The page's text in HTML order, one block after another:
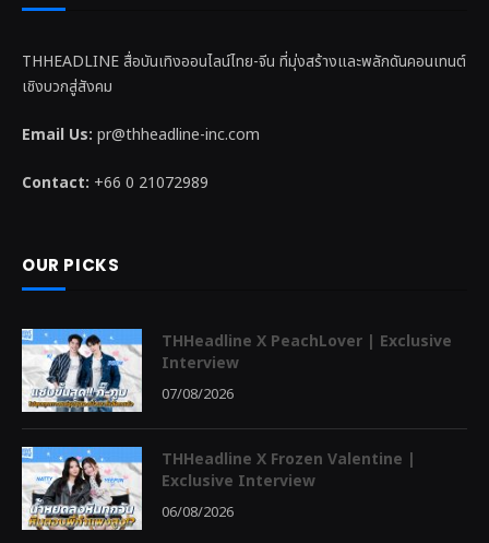
THHEADLINE สื่อบันเทิงออนไลน์ไทย-จีน ที่มุ่งสร้างและพลักดันคอนเทนต์
เชิงบวกสู่สังคม
Email Us: pr@thheadline-inc.com
Contact: +66 0 21072989
OUR PICKS
THHeadline X PeachLover | Exclusive
Interview
07/08/2026
THHeadline X Frozen Valentine |
Exclusive Interview
06/08/2026